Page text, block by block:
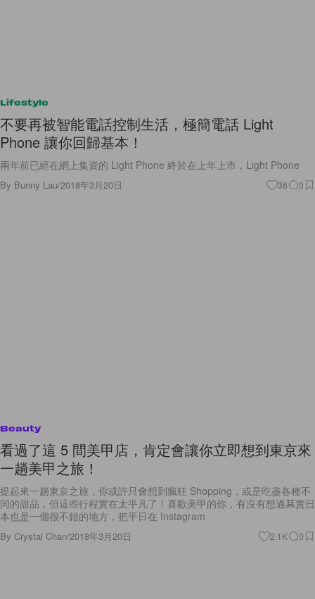
Lifestyle
不要再被智能電話控制生活，極簡電話 Light
Phone 讓你回歸基本！
兩年前已經在網上集資的 Light Phone 終於在上年上市，Light Phone
By Bunny Lau/2018年3月20日 36 0
Beauty
看過了這 5 間美甲店，肯定會讓你立即想到東京來
一趟美甲之旅！
提起來一趟東京之旅，你或許只會想到瘋狂 Shopping，或是吃盡各種不
同的甜品，但這些行程實在太平凡了！喜歡美甲的你，有沒有想過其實日
本也是一個很不錯的地方，把平日在 Instagram
By Crystal Chan/2018年3月20日 2.1K 0